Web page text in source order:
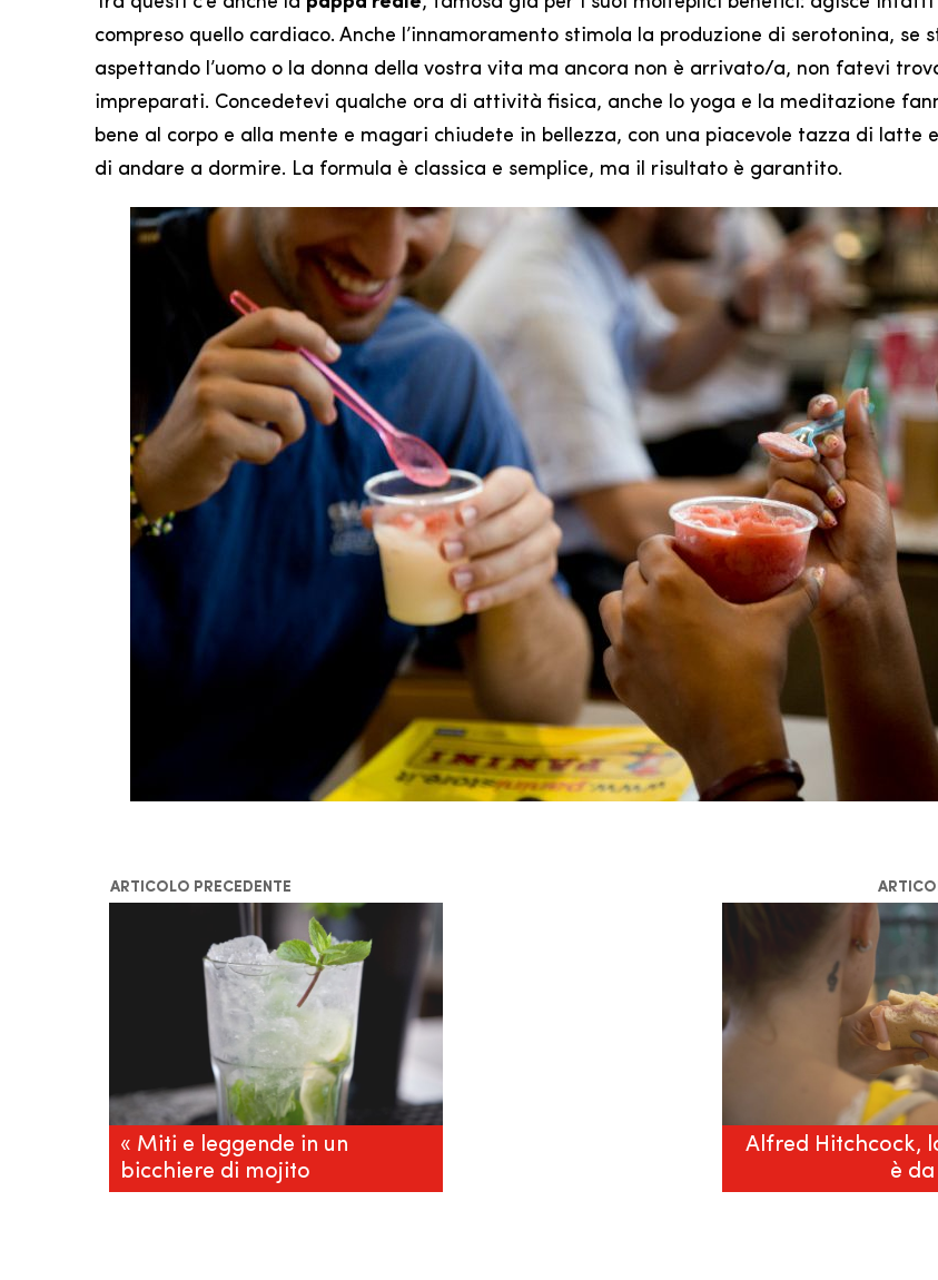
compreso quello cardiaco. Anche l’innamoramento stimola la produzione di serotonina, se
aspettando l’uomo o la donna della vostra vita ma ancora non è arrivato/a, non fatevi
impreparati. Concedetevi qualche ora di attività fisica, anche lo yoga e la meditazione
bene al corpo e alla mente e magari chiudete in bellezza, con una piacevole tazza di latte
di andare a dormire. La formula è classica e semplice, ma il risultato è garantito.
ARTICOLO PRECEDENTE
« Miti e leggende in un
bicchiere di mojito
Alfred Hitchcock,
è